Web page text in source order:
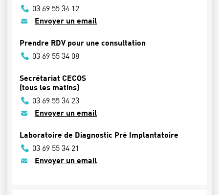
03 69 55 34 12
Envoyer un email
Prendre RDV pour une consultation
03 69 55 34 08
Secrétariat CECOS
(tous les matins)
03 69 55 34 23
Envoyer un email
Laboratoire de Diagnostic Pré Implantatoire
03 69 55 34 21
Envoyer un email